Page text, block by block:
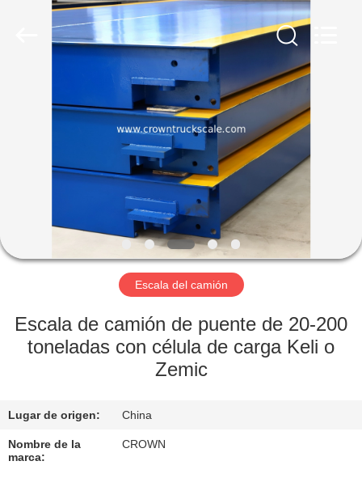
PRODUCTOS
SOBRE
NOSOTROS
VISITA
LA
FÁBRICA
DE
CALIDAD
Escala del camión
Escala de camión de puente de 20-200
toneladas con célula de carga Keli o
Zemic
Lugar de origen: China
Nombre de la
marca:
CROWN